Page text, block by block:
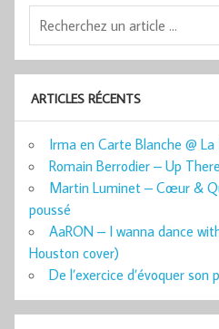
ARTICLES RÉCENTS
Irma en Carte Blanche @
Romain Berrodier – Up There
Martin Luminet – Cœur &
poussé
AaRON – I wanna dance
Houston cover)
De l’exercice d’évoquer